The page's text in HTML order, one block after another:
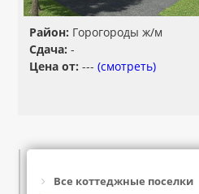
Район: Горогороды ж/м
Сдача: -
Цена от: --- (смотреть)
Все коттеджные поселки